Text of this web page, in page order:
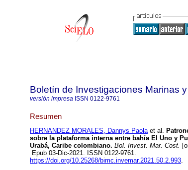
Boletín de Investigaciones Marinas
versión impresa ISSN 0122-9761
Resumen
HERNANDEZ MORALES, Dannys Paolaet al.
sobre la plataforma interna entre bahía El Uno y
Urabá, Caribe colombiano. Bol. Invest. Mar. Cost.
Epub 03-Dic-2021. ISSN 0122-9761.
https://doi.org/10.25268/bimc.invemar.2021.50.2.993.